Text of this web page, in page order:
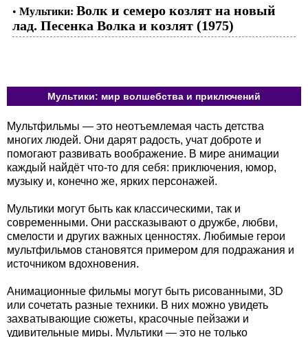
• Мультики: Волк и семеро козлят на новый
лад. Песенка Волка и козлят (1975)
Мультики: мир волшебства и приключений
Мультфильмы — это неотъемлемая часть детства
многих людей. Они дарят радость, учат доброте и
помогают развивать воображение. В мире анимации
каждый найдёт что-то для себя: приключения, юмор,
музыку и, конечно же, ярких персонажей.
Мультики могут быть как классическими, так и
современными. Они рассказывают о дружбе, любви,
смелости и других важных ценностях. Любимые герои
мультфильмов становятся примером для подражания и
источником вдохновения.
Анимационные фильмы могут быть рисованными, 3D
или сочетать разные техники. В них можно увидеть
захватывающие сюжеты, красочные пейзажи и
удивительные миры. Мультики — это не только